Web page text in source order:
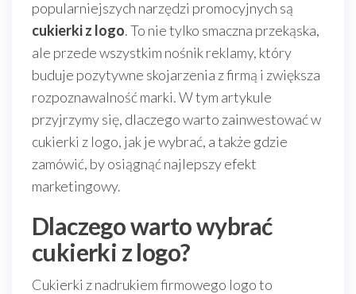
popularniejszych narzędzi promocyjnych są
cukierki z logo. To nie tylko smaczna przekąska,
ale przede wszystkim nośnik reklamy, który
buduje pozytywne skojarzenia z firmą i zwiększa
rozpoznawalność marki. W tym artykule
przyjrzymy się, dlaczego warto zainwestować w
cukierki z logo, jak je wybrać, a także gdzie
zamówić, by osiągnąć najlepszy efekt
marketingowy.
Dlaczego warto wybrać
cukierki z logo?
Cukierki z nadrukiem firmowego logo to